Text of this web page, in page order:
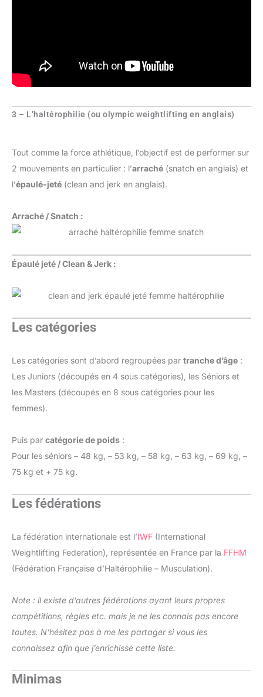
3 – L’haltérophilie (ou olympic weightlifting en anglais)
Tout comme la force athlétique, l’objectif est de performer sur
2 mouvements en particulier : l’arraché (snatch en anglais) et
l’épaulé-jeté (clean and jerk en anglais).
Arraché / Snatch :
Épaulé jeté / Clean & Jerk :
Les catégories
Les catégories sont d’abord regroupées par tranche d’âge :
Les Juniors (découpés en 4 sous catégories), les Séniors et
les Masters (découpés en 8 sous catégories pour les
femmes).
Puis par catégorie de poids :
Pour les séniors – 48 kg, – 53 kg, – 58 kg, – 63 kg, – 69 kg, –
75 kg et + 75 kg.
Les fédérations
La fédération internationale est l’IWF (International
Weightlifting Federation), représentée en France par la FFHM
(Fédération Française d’Haltérophilie – Musculation).
Note : il existe d’autres fédérations ayant leurs propres
compétitions, règles etc. mais je ne les connais pas encore
toutes. N’hésitez pas à me les partager si vous les
connaissez afin que j’enrichisse cette liste.
Minimas